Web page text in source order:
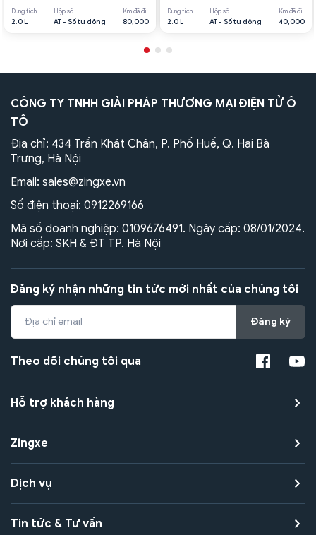
Dung tích
2.0 L
Hộp số
AT - Số tự động
Km đã đi
80,000
Dung tích
2.0 L
Hộp số
AT - Số tự động
Km đã đi
40,000
CÔNG TY TNHH GIẢI PHÁP THƯƠNG MẠI ĐIỆN TỬ Ô
TÔ
Địa chỉ: 434 Trần Khát Chân, P. Phố Huế, Q. Hai Bà
Trưng, Hà Nội
Email: sales@zingxe.vn
Số điện thoại: 0912269166
Mã số doanh nghiệp: 0109676491. Ngày cấp: 08/01/2024.
Nơi cấp: SKH & ĐT TP. Hà Nội
Đăng ký nhận những tin tức mới nhất của chúng tôi
Đăng ký
Theo dõi chúng tôi qua
Hỗ trợ khách hàng
Zingxe
Dịch vụ
Tin tức & Tư vấn